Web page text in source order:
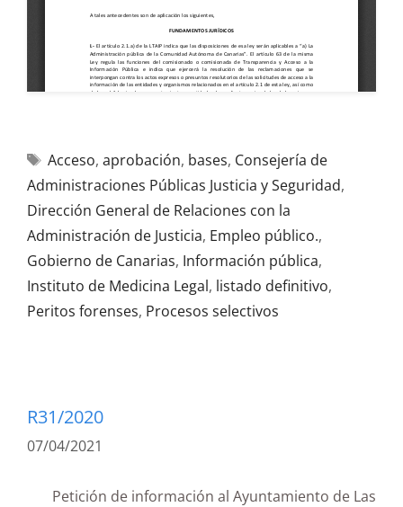
Acceso, aprobación, bases, Consejería de
Administraciones Públicas Justicia y Seguridad,
Dirección General de Relaciones con la
Administración de Justicia, Empleo público.,
Gobierno de Canarias, Información pública,
Instituto de Medicina Legal, listado definitivo,
Peritos forenses, Procesos selectivos
R31/2020
07/04/2021
Petición de información al Ayuntamiento de Las